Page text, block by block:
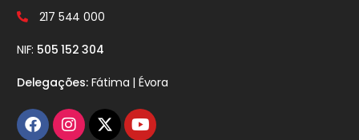
217 544 000
NIF: 505 152 304
Delegações:Fátima | Évora